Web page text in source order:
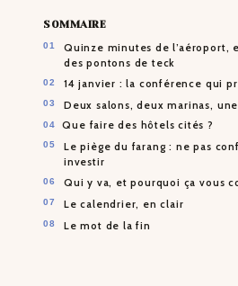
SOMMAIRE
Quinze minutes de l’aéroport,
des pontons de teck
14 janvier : la conférence qui
Deux salons, deux marinas,
Que faire des hôtels cités ?
Le piège du farang : ne pas
investir
Qui y va, et pourquoi ça vous
Le calendrier, en clair
Le mot de la fin